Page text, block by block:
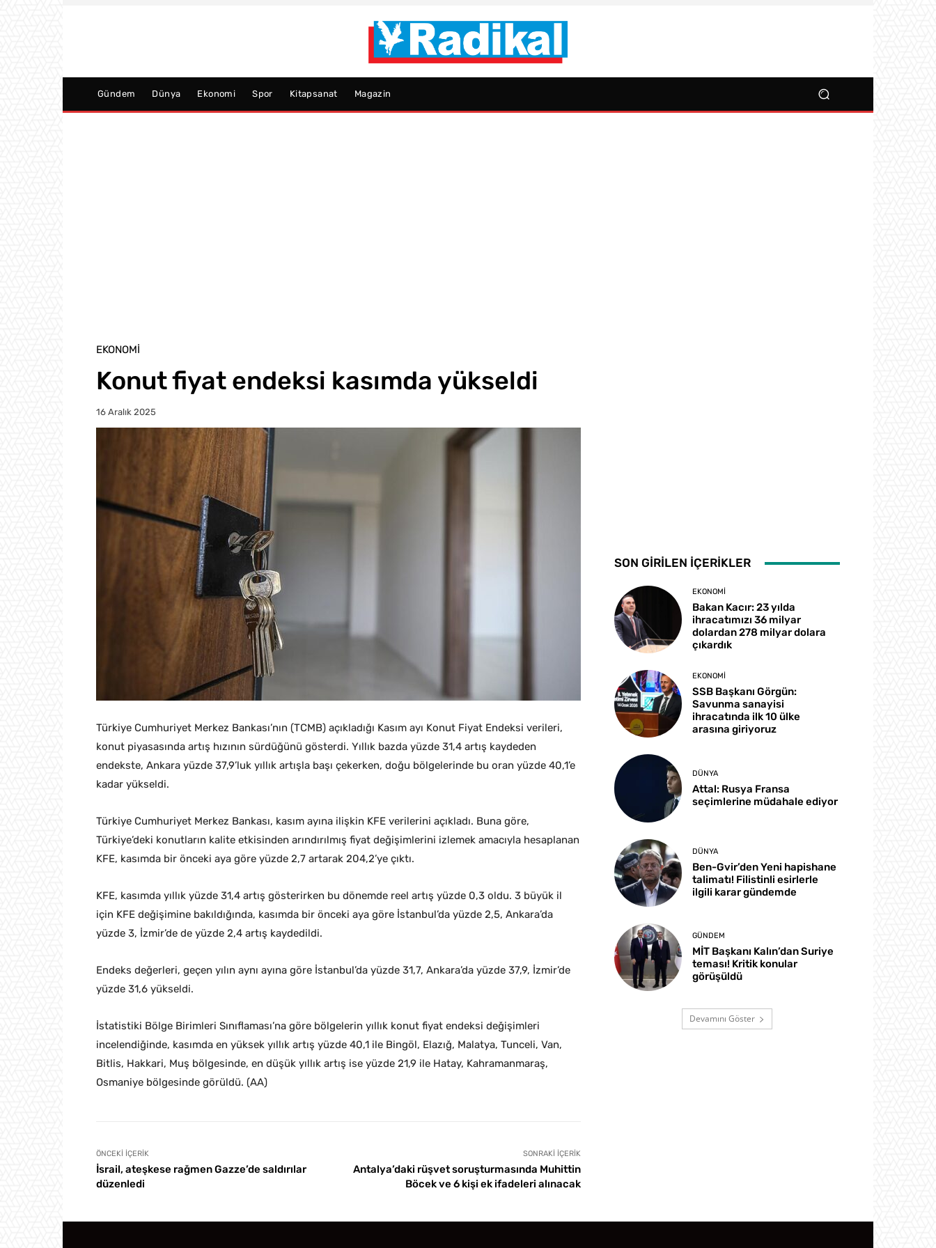
Gündem Dünya Ekonomi Spor Kitapsanat Magazin
EKONOMI
Konut fiyat endeksi kasımda yükseldi
16 Aralık 2025
Türkiye Cumhuriyet Merkez Bankası’nın (TCMB) açıkladığı Kasım ayı Konut Fiyat Endeksi verileri,
konut piyasasında artış hızının sürdüğünü gösterdi. Yıllık bazda yüzde 31,4 artış kaydeden
endekste, Ankara yüzde 37,9’luk yıllık artışla başı çekerken, doğu bölgelerinde bu oran yüzde 40,1’e
kadar yükseldi.
Türkiye Cumhuriyet Merkez Bankası, kasım ayına ilişkin KFE verilerini açıkladı. Buna göre,
Türkiye’deki konutların kalite etkisinden arındırılmış fiyat değişimlerini izlemek amacıyla hesaplanan
KFE, kasımda bir önceki aya göre yüzde 2,7 artarak 204,2’ye çıktı.
KFE, kasımda yıllık yüzde 31,4 artış gösterirken bu dönemde reel artış yüzde 0,3 oldu. 3 büyük il
için KFE değişimine bakıldığında, kasımda bir önceki aya göre İstanbul’da yüzde 2,5, Ankara’da
yüzde 3, İzmir’de de yüzde 2,4 artış kaydedildi.
Endeks değerleri, geçen yılın aynı ayına göre İstanbul’da yüzde 31,7, Ankara’da yüzde 37,9, İzmir’de
yüzde 31,6 yükseldi.
İstatistiki Bölge Birimleri Sınıflaması’na göre bölgelerin yıllık konut fiyat endeksi değişimleri
incelendiğinde, kasımda en yüksek yıllık artış yüzde 40,1 ile Bingöl, Elazığ, Malatya, Tunceli, Van,
Bitlis, Hakkari, Muş bölgesinde, en düşük yıllık artış ise yüzde 21,9 ile Hatay, Kahramanmaraş,
Osmaniye bölgesinde görüldü. (AA)
ÖNCEKI İÇERIK
İsrail, ateşkese rağmen Gazze’de saldırılar
düzenledi
SONRAKI İÇERIK
Antalya’daki rüşvet soruşturmasında Muhittin
Böcek ve 6 kişi ek ifadeleri alınacak
SON GİRİLEN İÇERİKLER
EKONOMI
Bakan Kacır: 23 yılda
ihracatımızı 36 milyar
dolardan 278 milyar dolara
çıkardık
EKONOMI
SSB Başkanı Görgün:
Savunma sanayisi
ihracatında ilk 10 ülke
arasına giriyoruz
DÜNYA
Attal: Rusya Fransa
seçimlerine müdahale ediyor
DÜNYA
Ben-Gvir’den Yeni hapishane
talimatı! Filistinli esirlerle
ilgili karar gündemde
GÜNDEM
MİT Başkanı Kalın’dan Suriye
teması! Kritik konular
görüşüldü
Devamını Göster